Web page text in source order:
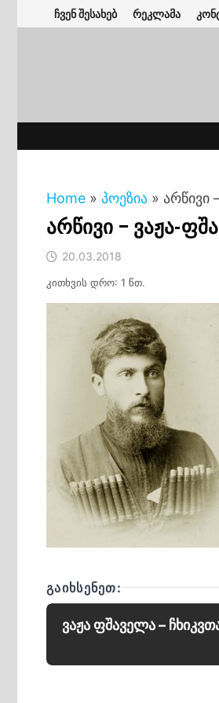
to
ჩვენ შესახებ რეკლამა
Home » პოეზია » არწივი
არწივი – ვაჟა-
20.03.2018
კითხვის დრო: 1 წთ.
ᲒᲐᲘᲮᲡᲔᲜᲔᲗ:
ვაჟა ფშაველა –